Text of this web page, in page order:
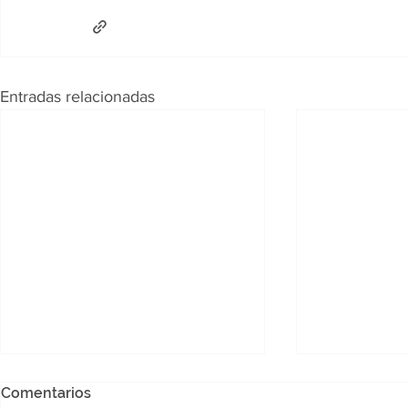
Entradas relacionadas
Comentarios